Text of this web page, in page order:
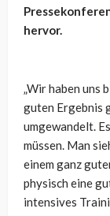
hervor.
„Wir haben uns
guten Ergebnis
umgewandelt.
müssen. Man
einem ganz
physisch eine
intensives